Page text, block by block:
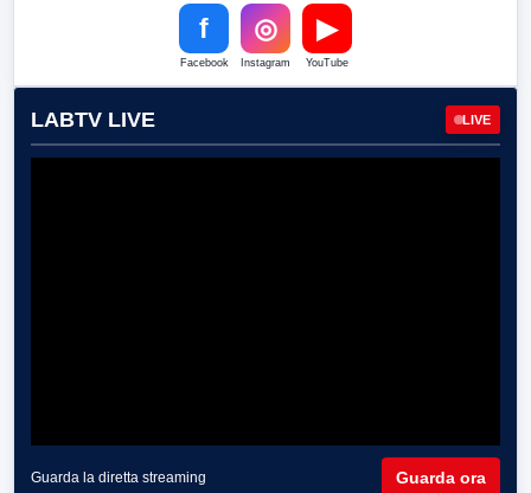
f
Facebook
◎
Instagram
▶
YouTube
LABTV LIVE LIVE
Guarda la diretta streaming Guarda ora